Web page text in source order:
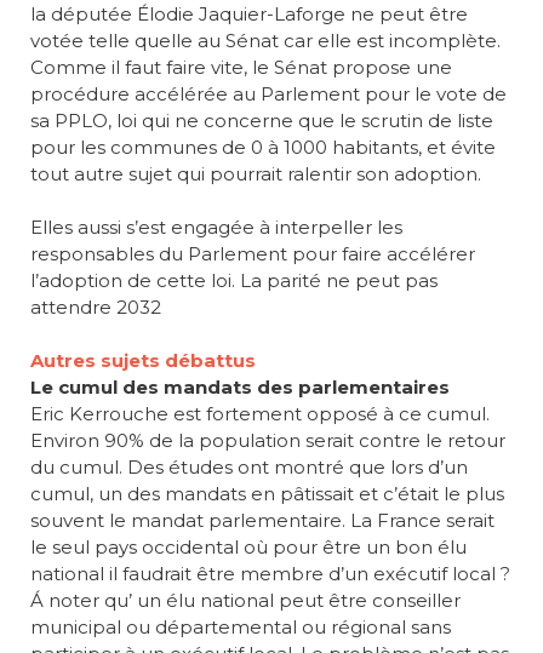
la députée Élodie Jaquier-Laforge ne peut être
votée telle quelle au Sénat car elle est incomplète.
Comme il faut faire vite, le Sénat propose une
procédure accélérée au Parlement pour le vote de
sa PPLO, loi qui ne concerne que le scrutin de liste
pour les communes de 0 à 1000 habitants, et évite
tout autre sujet qui pourrait ralentir son adoption.
Elles aussi s’est engagée à interpeller les
responsables du Parlement pour faire accélérer
l’adoption de cette loi. La parité ne peut pas
attendre 2032
Autres sujets débattus
Le cumul des mandats des parlementaires
Eric Kerrouche est fortement opposé à ce cumul.
Environ 90% de la population serait contre le retour
du cumul. Des études ont montré que lors d’un
cumul, un des mandats en pâtissait et c’était le plus
souvent le mandat parlementaire. La France serait
le seul pays occidental où pour être un bon élu
national il faudrait être membre d’un exécutif local ?
Á noter qu’ un élu national peut être conseiller
municipal ou départemental ou régional sans